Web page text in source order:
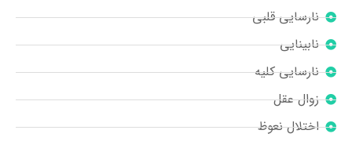
نارسایی قلبی
نابینایی
نارسایی کلیه
زوال عقل
اختلال نعوظ